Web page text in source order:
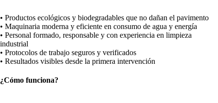
• Productos ecológicos y biodegradables que no dañan el pavimento
• Maquinaria moderna y eficiente en consumo de agua y energía
• Personal formado, responsable y con experiencia en limpieza
industrial
• Protocolos de trabajo seguros y verificados
• Resultados visibles desde la primera intervención
¿Cómo funciona?